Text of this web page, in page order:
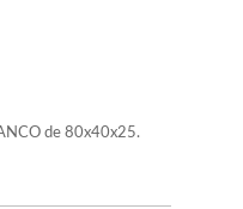
de 80x40x25.